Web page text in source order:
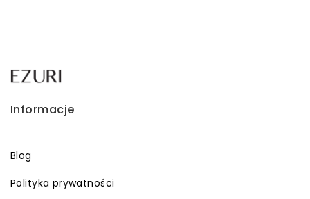
Informacje
Blog
Polityka prywatności